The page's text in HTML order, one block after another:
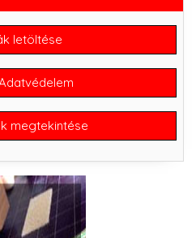
letöltése
megtekintése